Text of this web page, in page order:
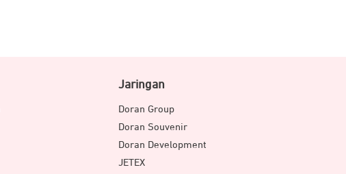
Jaringan
Doran Group
Doran Souvenir
Doran Development
JETEX